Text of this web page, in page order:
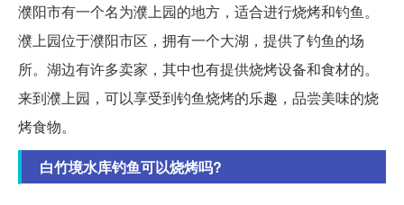
濮阳市有一个名为濮上园的地方，适合进行烧烤和钓鱼。
濮上园位于濮阳市区，拥有一个大湖，提供了钓鱼的场
所。湖边有许多卖家，其中也有提供烧烤设备和食材的。
来到濮上园，可以享受到钓鱼烧烤的乐趣，品尝美味的烧
烤食物。
白竹境水库钓鱼可以烧烤吗?